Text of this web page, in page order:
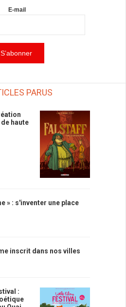
E-mail
PARUS
haute
» : s'inventer une place
inscrit dans nos villes
: